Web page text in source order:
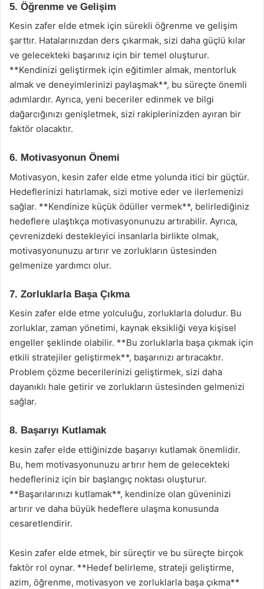
5. Öğrenme ve Gelişim
Kesin zafer elde etmek için sürekli öğrenme ve gelişim
şarttır. Hatalarınızdan ders çıkarmak, sizi daha güçlü kılar
ve gelecekteki başarınız için bir temel oluşturur.
**Kendinizi geliştirmek için eğitimler almak, mentorluk
almak ve deneyimlerinizi paylaşmak**, bu süreçte önemli
adımlardır. Ayrıca, yeni beceriler edinmek ve bilgi
dağarcığınızı genişletmek, sizi rakiplerinizden ayıran bir
faktör olacaktır.
6. Motivasyonun Önemi
Motivasyon, kesin zafer elde etme yolunda itici bir güçtür.
Hedeflerinizi hatırlamak, sizi motive eder ve ilerlemenizi
sağlar. **Kendinize küçük ödüller vermek**, belirlediğiniz
hedeflere ulaştıkça motivasyonunuzu artırabilir. Ayrıca,
çevrenizdeki destekleyici insanlarla birlikte olmak,
motivasyonunuzu artırır ve zorlukların üstesinden
gelmenize yardımcı olur.
7. Zorluklarla Başa Çıkma
Kesin zafer elde etme yolculuğu, zorluklarla doludur. Bu
zorluklar, zaman yönetimi, kaynak eksikliği veya kişisel
engeller şeklinde olabilir. **Bu zorluklarla başa çıkmak için
etkili stratejiler geliştirmek**, başarınızı artıracaktır.
Problem çözme becerilerinizi geliştirmek, sizi daha
dayanıklı hale getirir ve zorlukların üstesinden gelmenizi
sağlar.
8. Başarıyı Kutlamak
kesin zafer elde ettiğinizde başarıyı kutlamak önemlidir.
Bu, hem motivasyonunuzu artırır hem de gelecekteki
hedefleriniz için bir başlangıç noktası oluşturur.
**Başarılarınızı kutlamak**, kendinize olan güveninizi
artırır ve daha büyük hedeflere ulaşma konusunda
cesaretlendirir.
Kesin zafer elde etmek, bir süreçtir ve bu süreçte birçok
faktör rol oynar. **Hedef belirleme, strateji geliştirme,
azim, öğrenme, motivasyon ve zorluklarla başa çıkma**